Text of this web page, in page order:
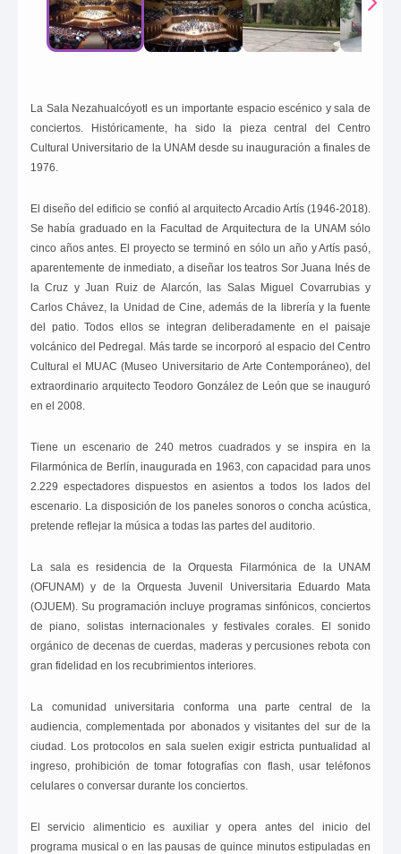
La Sala Nezahualcóyotl es un importante espacio escénico y sala de
conciertos. Históricamente, ha sido la pieza central del Centro
Cultural Universitario de la UNAM desde su inauguración a finales de
1976.
El diseño del edificio se confió al arquitecto Arcadio Artís (1946-2018).
Se había graduado en la Facultad de Arquitectura de la UNAM sólo
cinco años antes. El proyecto se terminó en sólo un año y Artís pasó,
aparentemente de inmediato, a diseñar los teatros Sor Juana Inés de
la Cruz y Juan Ruiz de Alarcón, las Salas Miguel Covarrubias y
Carlos Chávez, la Unidad de Cine, además de la librería y la fuente
del patio. Todos ellos se integran deliberadamente en el paisaje
volcánico del Pedregal. Más tarde se incorporó al espacio del Centro
Cultural el MUAC (Museo Universitario de Arte Contemporáneo), del
extraordinario arquitecto Teodoro González de León que se inauguró
en el 2008.
Tiene un escenario de 240 metros cuadrados y se inspira en la
Filarmónica de Berlín, inaugurada en 1963, con capacidad para unos
2.229 espectadores dispuestos en asientos a todos los lados del
escenario. La disposición de los paneles sonoros o concha acústica,
pretende reflejar la música a todas las partes del auditorio.
La sala es residencia de la Orquesta Filarmónica de la UNAM
(OFUNAM) y de la Orquesta Juvenil Universitaria Eduardo Mata
(OJUEM). Su programación incluye programas sinfónicos, conciertos
de piano, solistas internacionales y festivales corales. El sonido
orgánico de decenas de cuerdas, maderas y percusiones rebota con
gran fidelidad en los recubrimientos interiores.
La comunidad universitaria conforma una parte central de la
audiencia, complementada por abonados y visitantes del sur de la
ciudad. Los protocolos en sala suelen exigir estricta puntualidad al
ingreso, prohibición de tomar fotografías con flash, usar teléfonos
celulares o conversar durante los conciertos.
El servicio alimenticio es auxiliar y opera antes del inicio del
programa musical o en las pausas de quince minutos estipuladas en